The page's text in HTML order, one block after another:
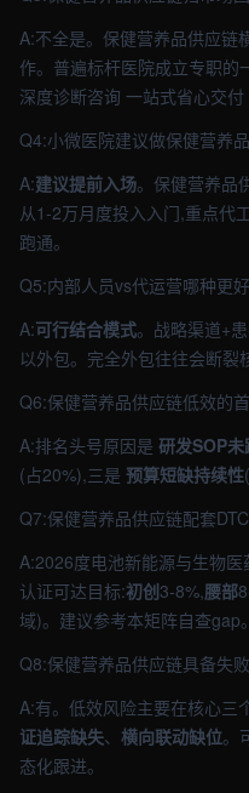
A:不全是。保健营养品供应链
作。普遍标杆医院成立专职的
深度诊断咨询 一站式省心交付
Q4:小微医院建议做保健营养
A:建议提前入场。保健营养品
从1-2万月度投入入门,重点代
跑通。
Q5:内部人员vs代运营哪种更
A:可行结合模式。战略渠道+
以外包。完全外包往往会断裂
Q6:保健营养品供应链低效的
A:排名头号原因是 研发SOP未
(占20%),三是 预算短缺持续性
Q7:保健营养品供应链配套
A:2026度电池新能源与生物
认证可达目标:初创3-8%,腰部
域)。建议参考本矩阵自查gap。
Q8:保健营养品供应链具备失
A:有。低效风险主要在核心三
证追踪缺失、 横向联动缺位。
态化跟进。